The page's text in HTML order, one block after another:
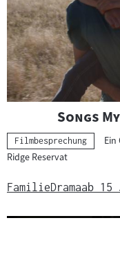
"
Songs
Kategorie:
Filmbesprechung
Ridge Reservat
FamilieDramaab 15